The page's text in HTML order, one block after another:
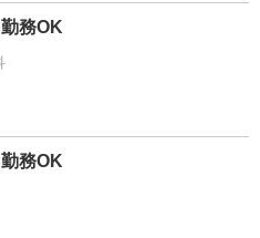
務OK
務OK